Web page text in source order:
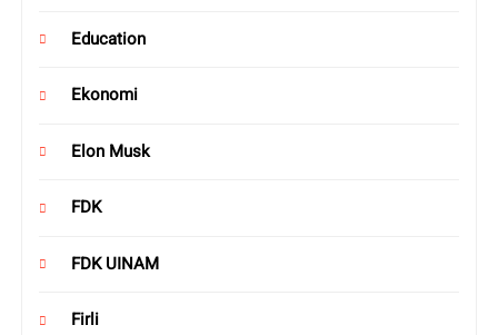
Education
Ekonomi
Elon Musk
FDK
FDK UINAM
Firli